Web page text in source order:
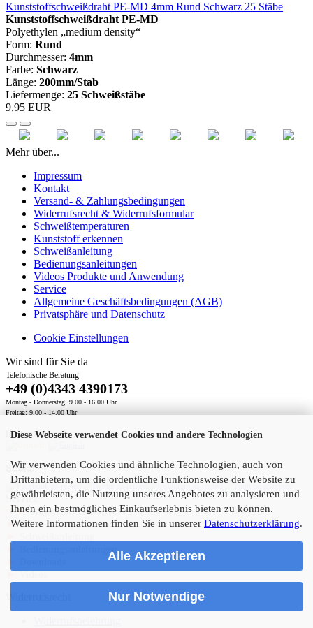
Diese Webseite verwendet Cookies und andere Technologien
Wir verwenden Cookies und ähnliche Technologien, auch von
Drittanbietern, um die ordentliche Funktionsweise der Website zu
gewährleisten, die Nutzung unseres Angebotes zu analysieren und
Ihnen ein bestmögliches Einkaufserlebnis bieten zu können.
Weitere Informationen finden Sie in unserer Datenschutzerklärung.
Alle Akzeptieren
Nur Notwendige
Kunststoffschweißdraht PE-MD 4mm Rund Schwarz 25 Stäbe
Kunststoffschweißdraht PE-MD
Polyethylen „medium density“
Form: Rund
Durchmesser: 4mm
Farbe: Schwarz
Länge: 200mm/Stab
Liefermenge: 25 Schweißstäbe
9,95 EUR
Mehr über...
Impressum
Kontakt
Versand- & Zahlungsbedingungen
Widerrufsrecht & Widerrufsformular
Schweißtemperaturen
Kunststoff erkennen
Schweißanleitung
Bedienungsanleitungen
Videos Produkte und Anwendung
Service
Allgemeine Geschäftsbedingungen (AGB)
Privatsphäre und Datenschutz
Cookie Einstellungen
Wir sind für Sie da
Telefonische Beratung
+49 (0)4343 4390173
Montag - Donnerstag: 9.00 - 16.00 Uhr
Freitag: 9.00 - 14.00 Uhr
International
Social
Service
►Kunststoff erkennen
►Schweißtemperaturen
Bedienungsanleitungen
►